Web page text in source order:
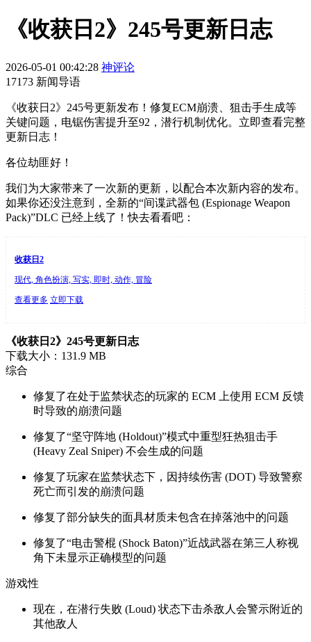
《收获日2》245号更新日志
2026-05-01 00:42:28 神评论
17173 新闻导语
《收获日2》245号更新发布！修复ECM崩溃、狙击手生成等
关键问题，电锯伤害提升至92，潜行机制优化。立即查看完整
更新日志！
各位劫匪好！
我们为大家带来了一次新的更新，以配合本次新内容的发布。
如果你还没注意到，全新的“间谍武器包 (Espionage Weapon
Pack)”DLC 已经上线了！快去看看吧：
收获日2
现代, 角色扮演, 写实, 即时, 动作, 冒险
查看更多 立即下载
《收获日2》245号更新日志
下载大小：131.9 MB
综合
修复了在处于监禁状态的玩家的 ECM 上使用 ECM 反馈
时导致的崩溃问题
修复了“坚守阵地 (Holdout)”模式中重型狂热狙击手
(Heavy Zeal Sniper) 不会生成的问题
修复了玩家在监禁状态下，因持续伤害 (DOT) 导致警察
死亡而引发的崩溃问题
修复了部分缺失的面具材质未包含在掉落池中的问题
修复了“电击警棍 (Shock Baton)”近战武器在第三人称视
角下未显示正确模型的问题
游戏性
现在，在潜行失败 (Loud) 状态下击杀敌人会警示附近的
其他敌人